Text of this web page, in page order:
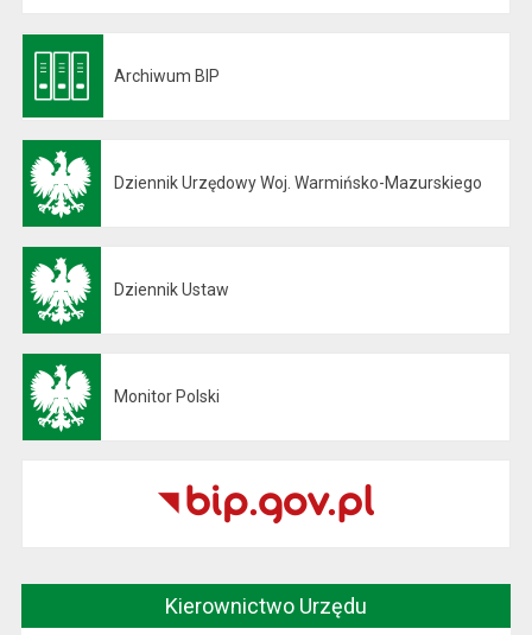
Archiwum BIP
Dziennik Urzędowy Woj. Warmińsko-Mazurskiego
Dziennik Ustaw
Monitor Polski
Kierownictwo Urzędu